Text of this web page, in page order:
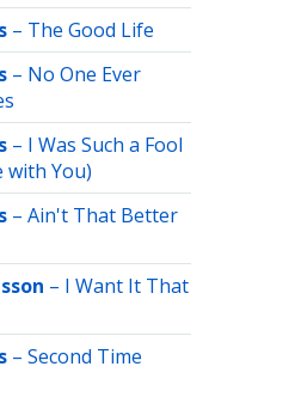
– The Good Life
– No One Ever
– I Was Such a Fool
with You)
– Ain't That Better
– I Want It That
– Second Time